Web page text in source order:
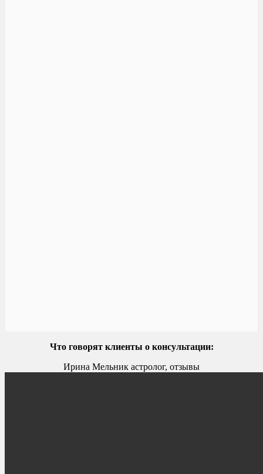
Что говорят клиенты о консультации:
Ирина Мельник астролог, отзывы